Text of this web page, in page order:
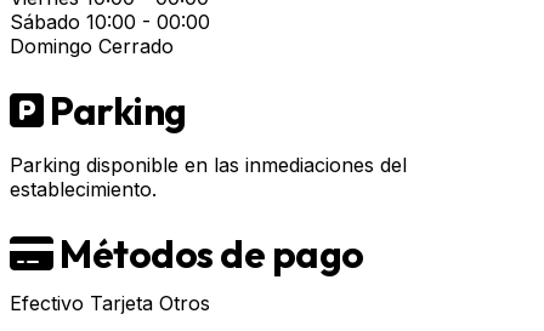
Sábado 10:00 - 00:00
Domingo Cerrado
Parking
Parking disponible en las inmediaciones del
establecimiento.
Métodos de pago
Efectivo Tarjeta Otros